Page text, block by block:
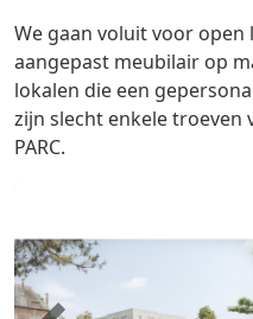
We gaan voluit voor open
aangepast meubilair op
lokalen die een
zijn slecht enkele troeven
PARC.